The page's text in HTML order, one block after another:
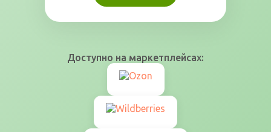
Доступно на маркетплейсах: